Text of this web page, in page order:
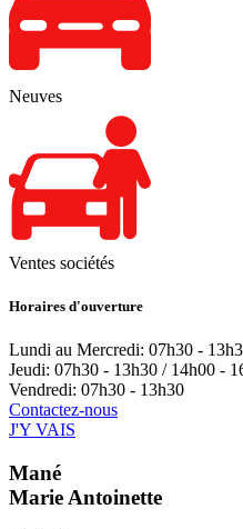
Neuves
Ventes sociétés
Horaires d'ouverture
Lundi au Mercredi: 07h30 -
Jeudi: 07h30 - 13h30 / 14h00 -
Vendredi: 07h30 - 13h30
Contactez-nous
J'Y VAIS
Mané
Marie Antoinette